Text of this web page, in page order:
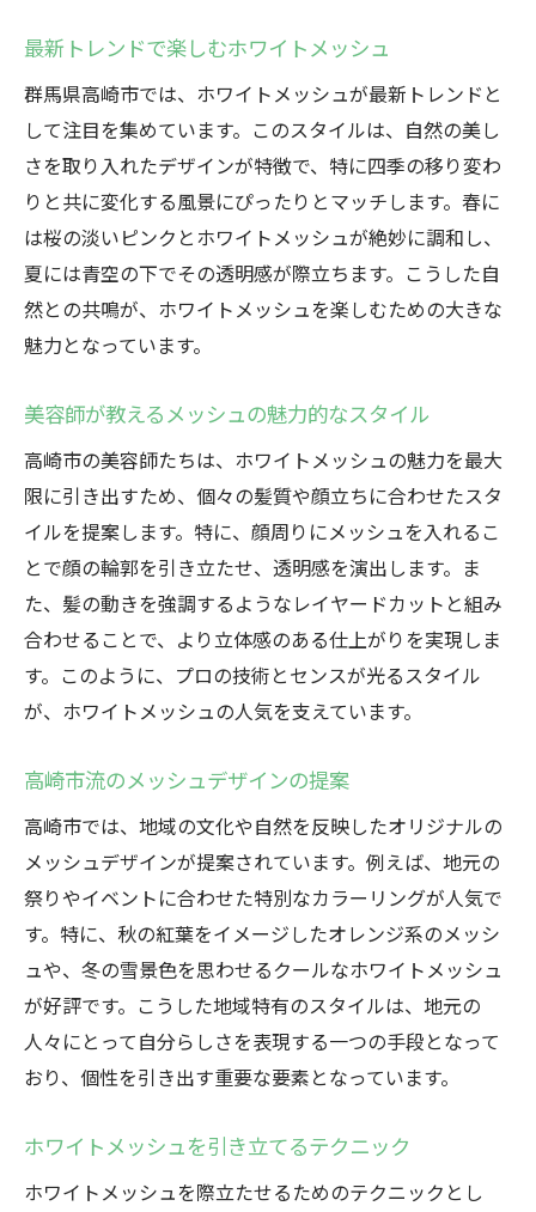
最新トレンドで楽しむホワイトメッシュ
群馬県高崎市では、ホワイトメッシュが最新トレンドと
して注目を集めています。このスタイルは、自然の美し
さを取り入れたデザインが特徴で、特に四季の移り変わ
りと共に変化する風景にぴったりとマッチします。春に
は桜の淡いピンクとホワイトメッシュが絶妙に調和し、
夏には青空の下でその透明感が際立ちます。こうした自
然との共鳴が、ホワイトメッシュを楽しむための大きな
魅力となっています。
美容師が教えるメッシュの魅力的なスタイル
高崎市の美容師たちは、ホワイトメッシュの魅力を最大
限に引き出すため、個々の髪質や顔立ちに合わせたスタ
イルを提案します。特に、顔周りにメッシュを入れるこ
とで顔の輪郭を引き立たせ、透明感を演出します。ま
た、髪の動きを強調するようなレイヤードカットと組み
合わせることで、より立体感のある仕上がりを実現しま
す。このように、プロの技術とセンスが光るスタイル
が、ホワイトメッシュの人気を支えています。
高崎市流のメッシュデザインの提案
高崎市では、地域の文化や自然を反映したオリジナルの
メッシュデザインが提案されています。例えば、地元の
祭りやイベントに合わせた特別なカラーリングが人気で
す。特に、秋の紅葉をイメージしたオレンジ系のメッシ
ュや、冬の雪景色を思わせるクールなホワイトメッシュ
が好評です。こうした地域特有のスタイルは、地元の
人々にとって自分らしさを表現する一つの手段となって
おり、個性を引き出す重要な要素となっています。
ホワイトメッシュを引き立てるテクニック
ホワイトメッシュを際立たせるためのテクニックとし